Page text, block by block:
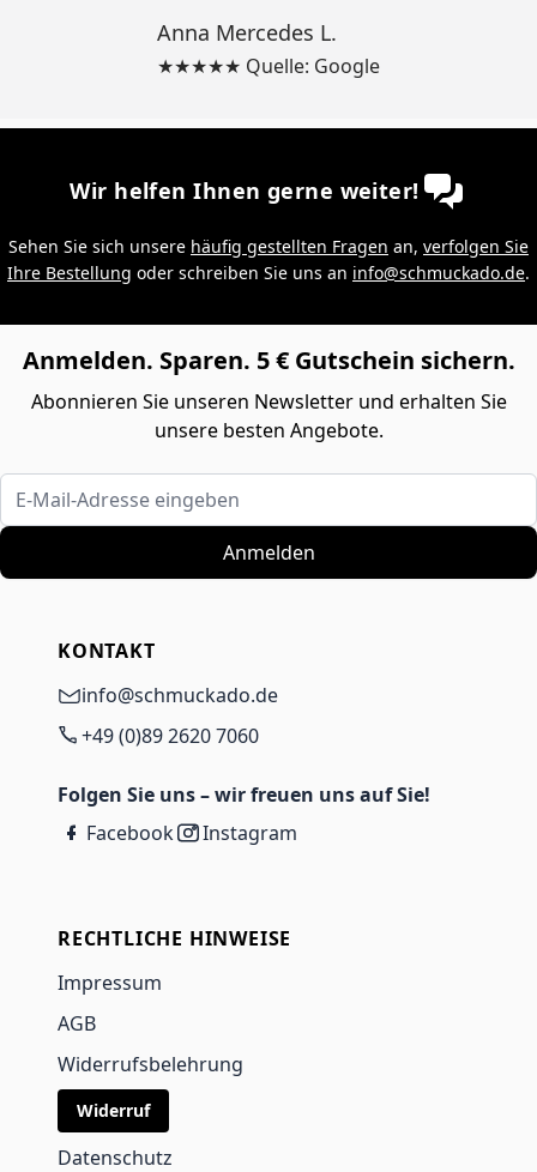
Anna Mercedes L.
★★★★★ Quelle: Google
Wir helfen Ihnen gerne weiter!
Sehen Sie sich unsere häufig gestellten Fragen an, verfolgen Sie
Ihre Bestellung oder schreiben Sie uns an info@schmuckado.de.
Anmelden. Sparen. 5 € Gutschein sichern.
Abonnieren Sie unseren Newsletter und erhalten Sie
unsere besten Angebote.
E-Mail-Adresse eingeben
Anmelden
KONTAKT
info@schmuckado.de
+49 (0)89 2620 7060
Folgen Sie uns – wir freuen uns auf Sie!
Facebook
Instagram
RECHTLICHE HINWEISE
Impressum
AGB
Widerrufsbelehrung
Widerruf
Datenschutz